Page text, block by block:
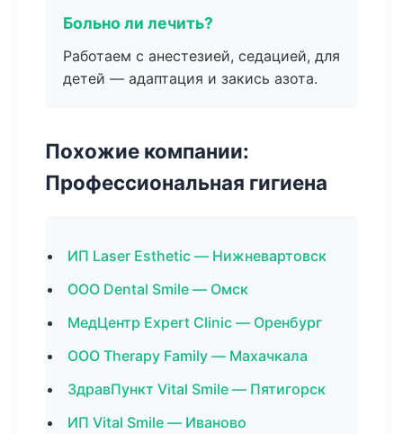
Больно ли лечить?
Работаем с анестезией, седацией, для
детей — адаптация и закись азота.
Похожие компании:
Профессиональная гигиена
ИП Laser Esthetic — Нижневартовск
ООО Dental Smile — Омск
МедЦентр Expert Clinic — Оренбург
ООО Therapy Family — Махачкала
ЗдравПункт Vital Smile — Пятигорск
ИП Vital Smile — Иваново